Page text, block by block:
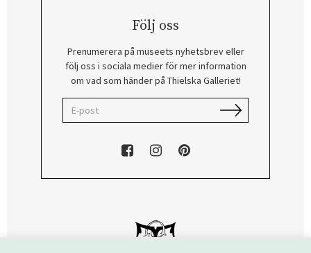
Följ oss
Prenumerera på museets nyhetsbrev eller
följ oss i sociala medier för mer information
om vad som händer på Thielska Galleriet!